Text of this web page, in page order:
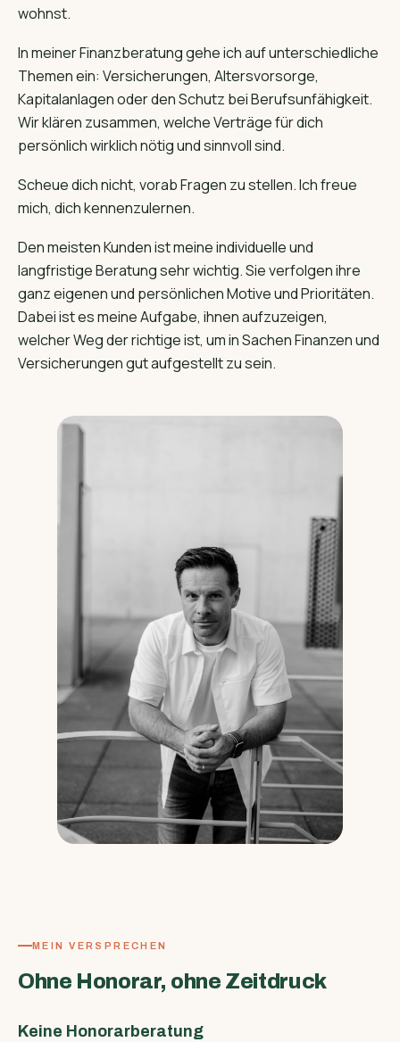
wohnst.
In meiner Finanzberatung gehe ich auf unterschiedliche
Themen ein: Versicherungen, Altersvorsorge,
Kapitalanlagen oder den Schutz bei Berufsunfähigkeit.
Wir klären zusammen, welche Verträge für dich
persönlich wirklich nötig und sinnvoll sind.
Scheue dich nicht, vorab Fragen zu stellen. Ich freue
mich, dich kennenzulernen.
Den meisten Kunden ist meine individuelle und
langfristige Beratung sehr wichtig. Sie verfolgen ihre
ganz eigenen und persönlichen Motive und Prioritäten.
Dabei ist es meine Aufgabe, ihnen aufzuzeigen,
welcher Weg der richtige ist, um in Sachen Finanzen und
Versicherungen gut aufgestellt zu sein.
MEIN VERSPRECHEN
Ohne Honorar, ohne Zeitdruck
Keine Honorarberatung